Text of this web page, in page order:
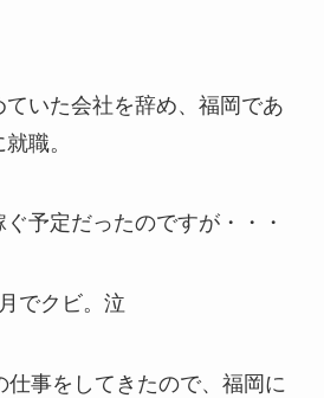
いた会社を辞め、福岡であ
職。
予定だったのですが・・・
でクビ。泣
仕事をしてきたので、福岡に